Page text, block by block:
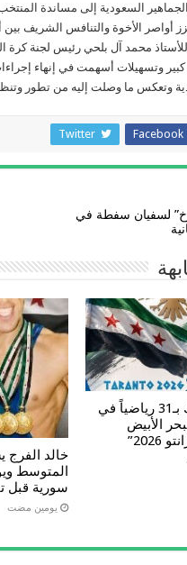
السعودية إلى مساندة
أواصر الأخوة والتنافس الشريف بين
محمد آل بلحي رئيس لجنة كرة
وتسهيلات أسهمت في إنهاء
وتعكس ما وصلت إليه من تطور
Facebook
Twitter
لسفيان سفطة في
سورية تشارك بـ31 رياضياً في
الأبيض
خالد الفرج
المتوسط
سورية قبل
‏يومين مضت